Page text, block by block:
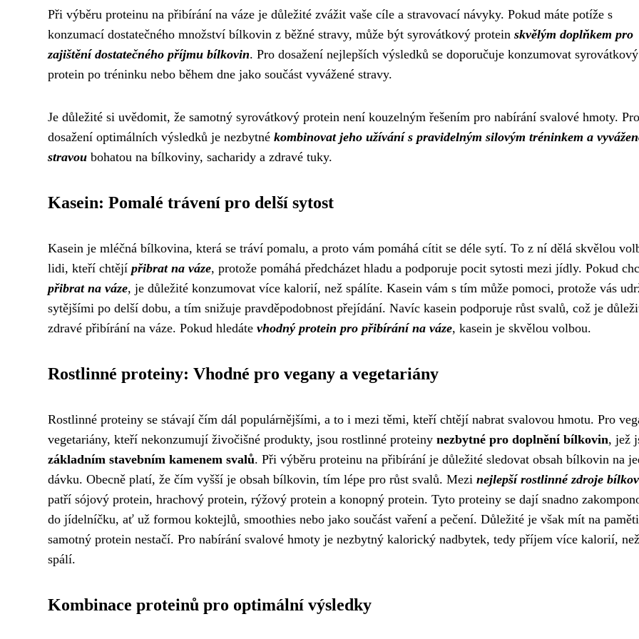
Při výběru proteinu na přibírání na váze je důležité zvážit vaše cíle a stravovací návyky. Pokud máte potíže s
konzumací dostatečného množství bílkovin z běžné stravy, může být syrovátkový protein skvělým doplňkem pro
zajištění dostatečného příjmu bílkovin. Pro dosažení nejlepších výsledků se doporučuje konzumovat syrovátkový
protein po tréninku nebo během dne jako součást vyvážené stravy.
Je důležité si uvědomit, že samotný syrovátkový protein není kouzelným řešením pro nabírání svalové hmoty. Pro
dosažení optimálních výsledků je nezbytné kombinovat jeho užívání s pravidelným silovým tréninkem a
stravou bohatou na bílkoviny, sacharidy a zdravé tuky.
Kasein: Pomalé trávení pro delší sytost
Kasein je mléčná bílkovina, která se tráví pomalu, a proto vám pomáhá cítit se déle sytí. To z ní dělá skvělou
lidi, kteří chtějí přibrat na váze, protože pomáhá předcházet hladu a podporuje pocit sytosti mezi jídly. Pokud
přibrat na váze, je důležité konzumovat více kalorií, než spálíte. Kasein vám s tím může pomoci, protože vás
sytějšími po delší dobu, a tím snižuje pravděpodobnost přejídání. Navíc kasein podporuje růst svalů, což je
zdravé přibírání na váze. Pokud hledáte vhodný protein pro přibírání na váze, kasein je skvělou volbou.
Rostlinné proteiny: Vhodné pro vegany a vegetariány
Rostlinné proteiny se stávají čím dál populárnějšími, a to i mezi těmi, kteří chtějí nabrat svalovou hmotu. Pro
vegetariány, kteří nekonzumují živočišné produkty, jsou rostlinné proteiny nezbytné pro doplnění bílkovin, jež
základním stavebním kamenem svalů. Při výběru proteinu na přibírání je důležité sledovat obsah bílkovin na
dávku. Obecně platí, že čím vyšší je obsah bílkovin, tím lépe pro růst svalů. Mezi nejlepší rostlinné zdroje
patří sójový protein, hrachový protein, rýžový protein a konopný protein. Tyto proteiny se dají snadno
do jídelníčku, ať už formou koktejlů, smoothies nebo jako součást vaření a pečení. Důležité je však mít na
samotný protein nestačí. Pro nabírání svalové hmoty je nezbytný kalorický nadbytek, tedy příjem více kalorií,
spálí.
Kombinace proteinů pro optimální výsledky